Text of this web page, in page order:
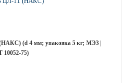
(d 4 мм; упаковка 5 кг; МЭЗ |
75)